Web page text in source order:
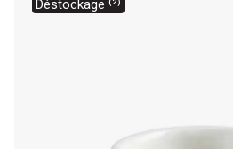
Déstockage ⁽²⁾